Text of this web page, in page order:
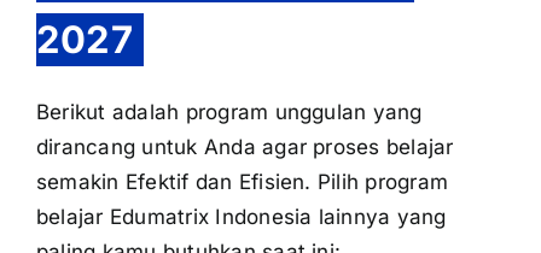
2027
Berikut adalah program unggulan yang
dirancang untuk Anda agar proses belajar
semakin Efektif dan Efisien. Pilih program
belajar Edumatrix Indonesia lainnya yang